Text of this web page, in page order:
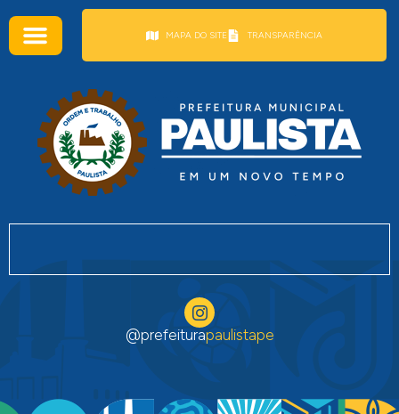
MAPA DO SITE TRANSPARÊNCIA
@prefeiturapaulistape